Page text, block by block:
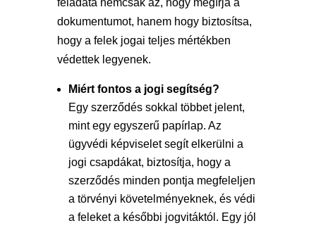
feladata nemcsak az, hogy megírja a
dokumentumot, hanem hogy biztosítsa,
hogy a felek jogai teljes mértékben
védettek legyenek.
Miért fontos a jogi segítség?
Egy szerződés sokkal többet jelent,
mint egy egyszerű papírlap. Az
ügyvédi képviselet segít elkerülni a
jogi csapdákat, biztosítja, hogy a
szerződés minden pontja megfeleljen
a törvényi követelményeknek, és védi
a feleket a későbbi jogvitáktól. Egy jól